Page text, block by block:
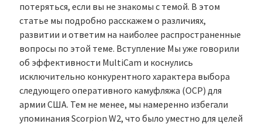
потеряться, если вы не знакомы с темой. В этом
статье мы подробно расскажем о различиях,
развитии и ответим на наиболее распространенные
вопросы по этой теме. Вступление Мы уже говорили
об эффективности MultiCam и коснулись
исключительно конкурентного характера выбора
следующего оперативного камуфляжа (OCP) для
армии США. Тем не менее, мы намеренно избегали
упоминания Scorpion W2, что было уместно для целей